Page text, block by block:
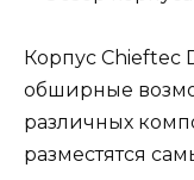
Корпус Chieftec
обширные
различных
разместятся